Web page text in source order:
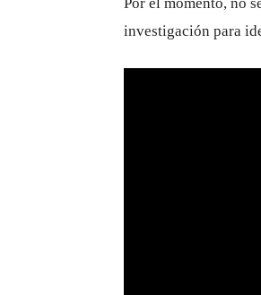
investigación para